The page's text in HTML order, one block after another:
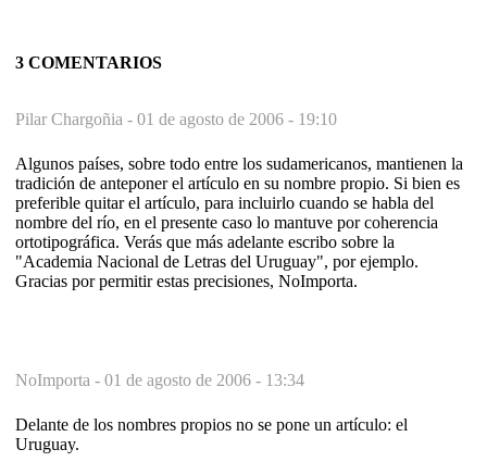
3 COMENTARIOS
Pilar Chargoñia - 01 de agosto de 2006 - 19:10
Algunos países, sobre todo entre los sudamericanos, mantienen la
tradición de anteponer el artículo en su nombre propio. Si bien es
preferible quitar el artículo, para incluirlo cuando se habla del
nombre del río, en el presente caso lo mantuve por coherencia
ortotipográfica. Verás que más adelante escribo sobre la
"Academia Nacional de Letras del Uruguay", por ejemplo.
Gracias por permitir estas precisiones, NoImporta.
NoImporta - 01 de agosto de 2006 - 13:34
Delante de los nombres propios no se pone un artículo: el
Uruguay.